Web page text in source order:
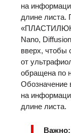
на
длине листа.
Nano,
вверх, чтобы
от
обращена по
Обозначение
на
длине листа.
Важно: